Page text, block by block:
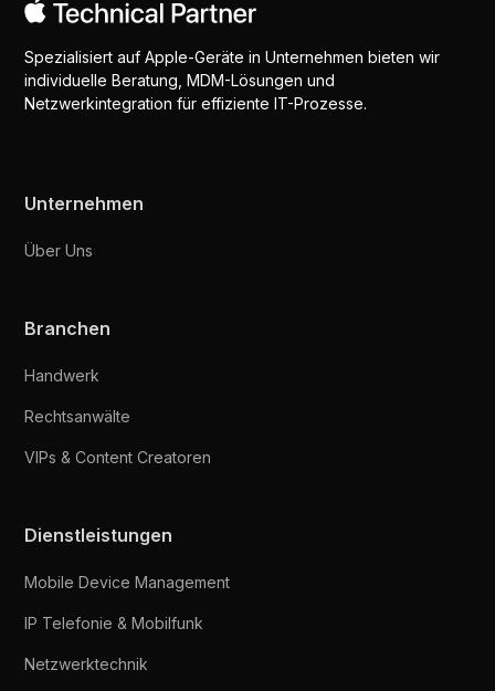
Spezialisiert auf Apple-Geräte in Unternehmen bieten wir
individuelle Beratung, MDM-Lösungen und
Netzwerkintegration für effiziente IT-Prozesse.
Unternehmen
Über Uns
Branchen
Handwerk
Rechtsanwälte
VIPs & Content Creatoren
Dienstleistungen
Mobile Device Management
IP Telefonie & Mobilfunk
Netzwerktechnik